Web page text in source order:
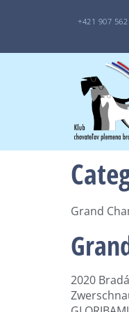
+421 907
Grand
2020